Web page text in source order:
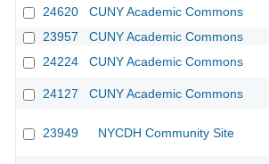
24620
CUNY Academic Commons
23957
CUNY Academic Commons
24224
CUNY Academic Commons
24127 CUNY Academic Commons
23949 NYCDH Community Site